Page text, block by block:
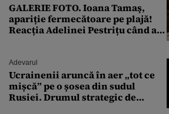
GALERIE FOTO. Ioana Tamaş,
apariție fermecătoare pe plajă!
Reacția Adelinei Pestrițu când a
Adevarul
Ucrainenii aruncă în aer „tot ce
mișcă” pe o șosea din sudul
Rusiei. Drumul strategic de